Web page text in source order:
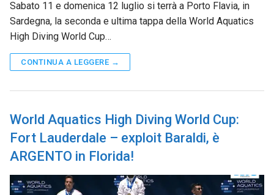
Sabato 11 e domenica 12 luglio si terrà a Porto Flavia, in
Sardegna, la seconda e ultima tappa della World Aquatics
High Diving World Cup…
CONTINUA A LEGGERE →
World Aquatics High Diving World Cup:
Fort Lauderdale – exploit Baraldi, è
ARGENTO in Florida!